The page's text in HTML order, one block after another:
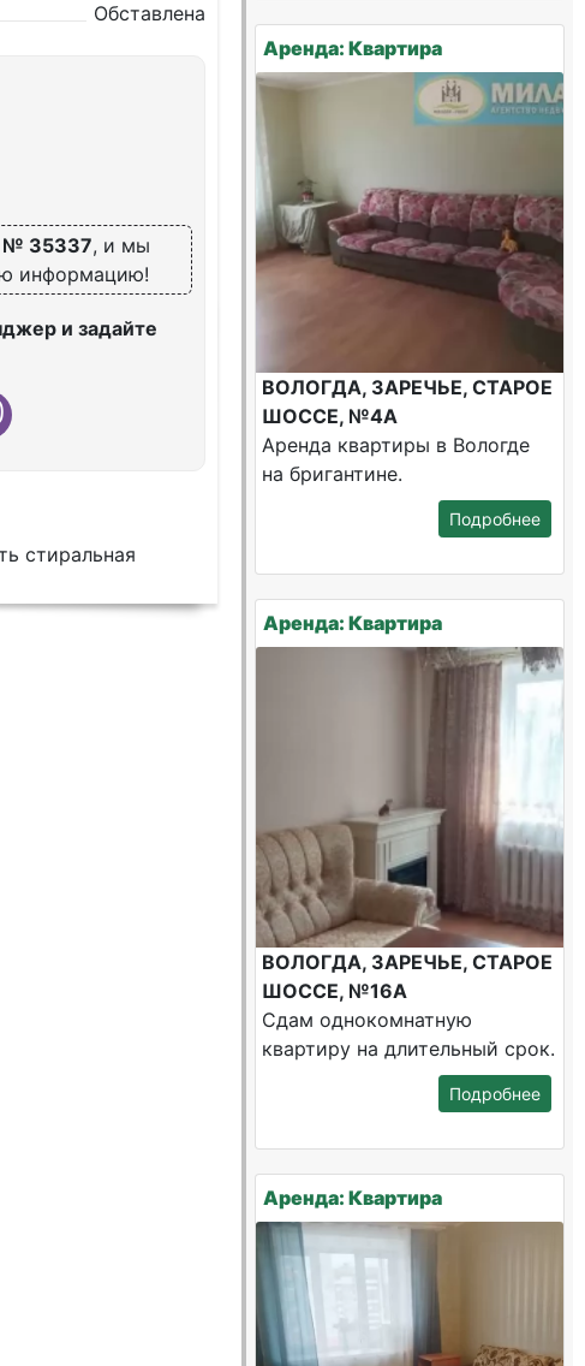
Обставлена
№ 35337, и мы
информацию!
и задайте
стиральная
Аренда: Квартира
ВОЛОГДА, ЗАРЕЧЬЕ, СТАРОЕ
ШОССЕ, №4А
Аренда квартиры в Вологде
на бригантине.
Подробнее
Аренда: Квартира
ВОЛОГДА, ЗАРЕЧЬЕ, СТАРОЕ
ШОССЕ, №16А
Сдам однокомнатную
квартиру на длительный срок.
Подробнее
Аренда: Квартира